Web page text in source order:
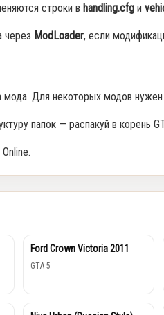
строки в handling.cfgи
через ModLoader, если
мода. Для некоторых модов нужен
папок — распакуй в корень
Ford Crown Victoria 2011
GTA 5